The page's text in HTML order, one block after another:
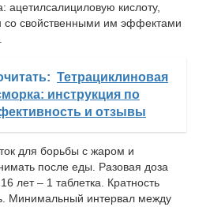
ацетилсалициловую кислоту,
со свойственными им эффектами
Тетрациклиновая
инструкция по
и отзывы
для борьбы с жаром и
после еды. Разовая доза
лет – 1 таблетка. Кратность
Минимальный интервал между